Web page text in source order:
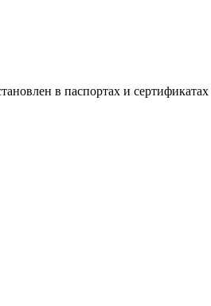
в паспортах и